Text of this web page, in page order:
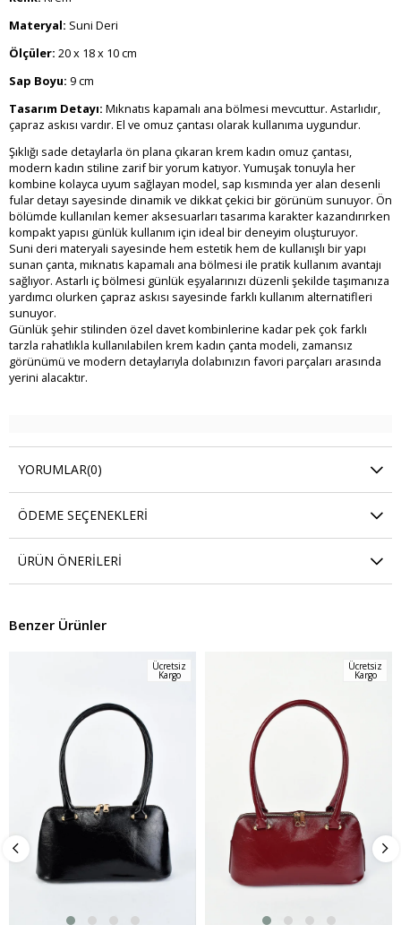
Materyal: Suni Deri
Ölçüler: 20 x 18 x 10 cm
Sap Boyu: 9 cm
Tasarım Detayı: Mıknatıs kapamalı ana bölmesi mevcuttur. Astarlıdır,
çapraz askısı vardır. El ve omuz çantası olarak kullanıma uygundur.
Şıklığı sade detaylarla ön plana çıkaran krem kadın omuz çantası,
modern kadın stiline zarif bir yorum katıyor. Yumuşak tonuyla her
kombine kolayca uyum sağlayan model, sap kısmında yer alan desenli
fular detayı sayesinde dinamik ve dikkat çekici bir görünüm sunuyor. Ön
bölümde kullanılan kemer aksesuarları tasarıma karakter kazandırırken
kompakt yapısı günlük kullanım için ideal bir deneyim oluşturuyor.
Suni deri materyali sayesinde hem estetik hem de kullanışlı bir yapı
sunan çanta, mıknatıs kapamalı ana bölmesi ile pratik kullanım avantajı
sağlıyor. Astarlı iç bölmesi günlük eşyalarınızı düzenli şekilde taşımanıza
yardımcı olurken çapraz askısı sayesinde farklı kullanım alternatifleri
sunuyor.
Günlük şehir stilinden özel davet kombinlerine kadar pek çok farklı
tarzla rahatlıkla kullanılabilen krem kadın çanta modeli, zamansız
görünümü ve modern detaylarıyla dolabınızın favori parçaları arasında
yerini alacaktır.
YORUMLAR(0)
ÖDEME SEÇENEKLERI
ÜRÜN ÖNERILERI
Benzer Ürünler
Ücretsiz
Kargo
Ücretsiz
Kargo